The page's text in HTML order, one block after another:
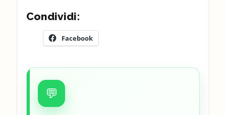
Condividi:
Facebook
💬